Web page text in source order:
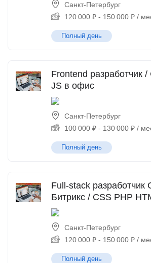
Санкт-Петербург
120 000 ₽ - 150 000 ₽ /
Полный день
Frontend разработчик
JS в офис
Санкт-Петербург
100 000 ₽ - 130 000 ₽ /
Полный день
Full-stack разработчик
Битрикс / CSS PHP
Санкт-Петербург
120 000 ₽ - 150 000 ₽ /
Полный день